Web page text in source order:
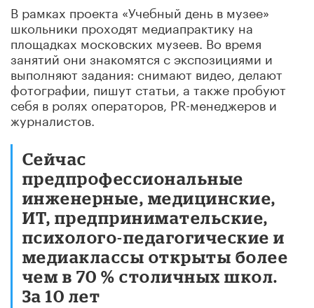
В рамках проекта «Учебный день в музее»
школьники проходят медиапрактику на
площадках московских музеев. Во время
занятий они знакомятся с экспозициями и
выполняют задания: снимают видео, делают
фотографии, пишут статьи, а также пробуют
себя в ролях операторов, PR-менеджеров и
журналистов.
Сейчас
предпрофессиональные
инженерные, медицинские,
ИТ, предпринимательские,
психолого-педагогические и
медиаклассы открыты более
чем в 70 % столичных школ.
За 10 лет